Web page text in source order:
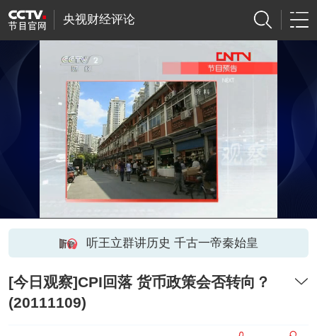
央视财经评论
听王立群讲历史 千古一帝秦始皇
[今日观察]CPI回落 货币政策会否转向？
(20111109)